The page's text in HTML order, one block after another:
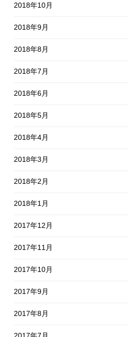
2018年10月
2018年9月
2018年8月
2018年7月
2018年6月
2018年5月
2018年4月
2018年3月
2018年2月
2018年1月
2017年12月
2017年11月
2017年10月
2017年9月
2017年8月